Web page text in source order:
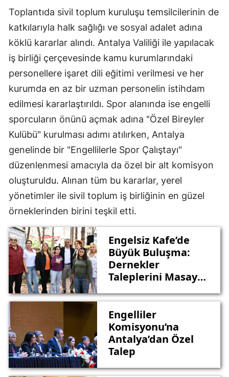
Toplantıda sivil toplum kuruluşu temsilcilerinin de
katkılarıyla halk sağlığı ve sosyal adalet adına
köklü kararlar alındı. Antalya Valiliği ile yapılacak
iş birliği çerçevesinde kamu kurumlarındaki
personellere işaret dili eğitimi verilmesi ve her
kurumda en az bir uzman personelin istihdam
edilmesi kararlaştırıldı. Spor alanında ise engelli
sporcuların önünü açmak adına "Özel Bireyler
Kulübü" kurulması adımı atılırken, Antalya
genelinde bir "Engellilerle Spor Çalıştayı"
düzenlenmesi amacıyla da özel bir alt komisyon
oluşturuldu. Alınan tüm bu kararlar, yerel
yönetimler ile sivil toplum iş birliğinin en güzel
örneklerinden birini teşkil etti.
Engelsiz Kafe’de
Büyük Buluşma:
Dernekler
Taleplerini Masaya
Engelliler
Komisyonu’na
Antalya’dan Özel
Talep